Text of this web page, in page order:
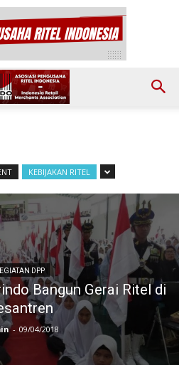
KEBIJAKAN RITEL
DPP
Bangun Gerai Ritel di
- 09/04/2018